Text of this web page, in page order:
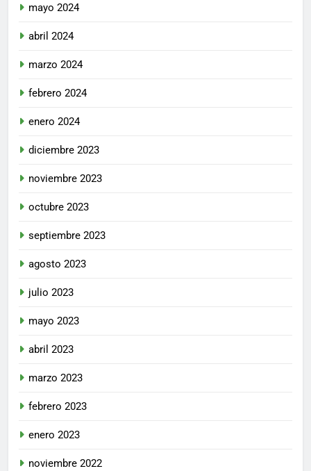
mayo 2024
abril 2024
marzo 2024
febrero 2024
enero 2024
diciembre 2023
noviembre 2023
octubre 2023
septiembre 2023
agosto 2023
julio 2023
mayo 2023
abril 2023
marzo 2023
febrero 2023
enero 2023
noviembre 2022